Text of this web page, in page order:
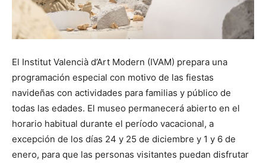
El Institut Valencià d’Art Modern (IVAM) prepara una
programación especial con motivo de las fiestas
navideñas con actividades para familias y público de
todas las edades. El museo permanecerá abierto en el
horario habitual durante el período vacacional, a
excepción de los días 24 y 25 de diciembre y 1 y 6 de
enero, para que las personas visitantes puedan disfrutar